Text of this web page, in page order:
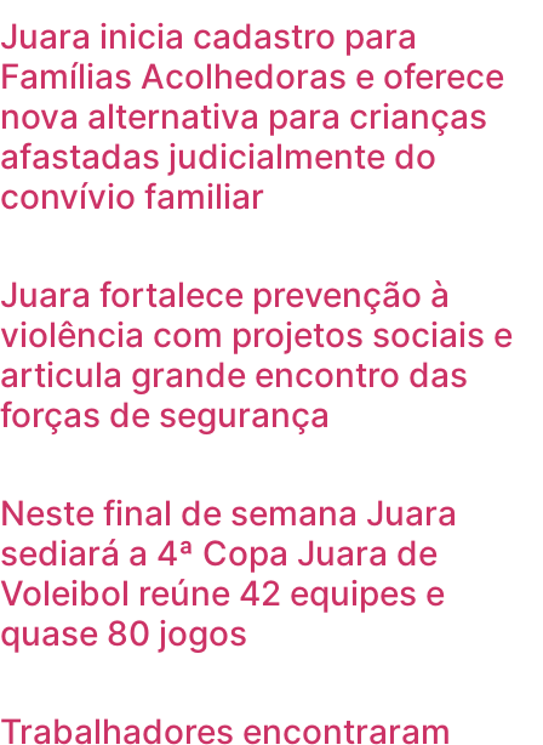
Juara inicia cadastro para
Famílias Acolhedoras e oferece
nova alternativa para crianças
afastadas judicialmente do
convívio familiar
Juara fortalece prevenção à
violência com projetos sociais e
articula grande encontro das
forças de segurança
Neste final de semana Juara
sediará a 4ª Copa Juara de
Voleibol reúne 42 equipes e
quase 80 jogos
Trabalhadores encontraram